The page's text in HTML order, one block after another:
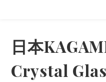
日本
Crystal